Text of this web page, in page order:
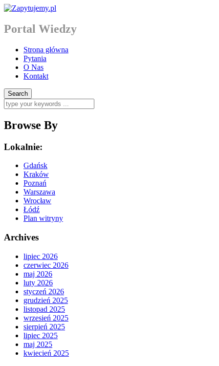
Portal Wiedzy
Strona główna
Pytania
O Nas
Kontakt
Browse By
Lokalnie:
Gdańsk
Kraków
Poznań
Warszawa
Wrocław
Łódź
Plan witryny
Archives
lipiec 2026
czerwiec 2026
maj 2026
luty 2026
styczeń 2026
grudzień 2025
listopad 2025
wrzesień 2025
sierpień 2025
lipiec 2025
maj 2025
kwiecień 2025